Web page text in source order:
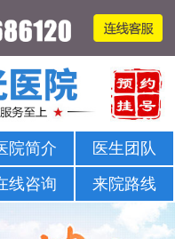
-医院排名
院简介
医生团队
线咨询 来院路线